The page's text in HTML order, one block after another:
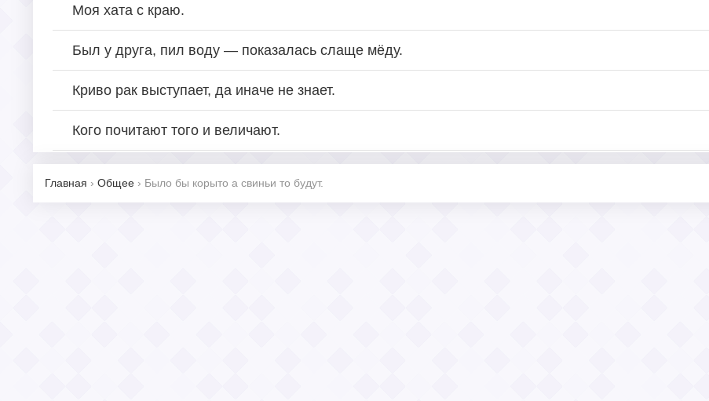
Моя хата с краю.
Был у друга, пил воду — показалась слаще мёду.
Криво рак выступает, да иначе не знает.
Кого почитают того и величают.
Главная › Общее › Было бы корыто а свиньи то будут.